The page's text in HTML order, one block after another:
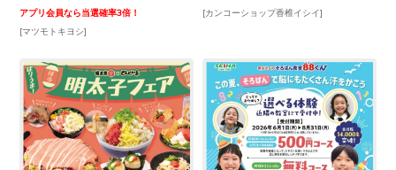
アプリ会員なら当選確率3倍！
[マツモトキヨシ]
[カンコーショップ香椎イシイ]